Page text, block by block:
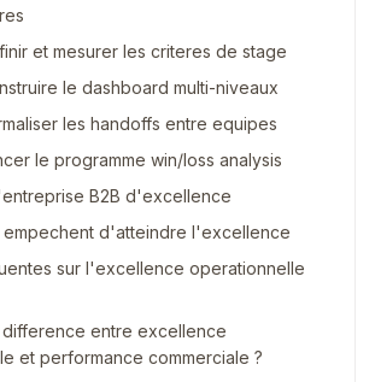
et mesurer les criteres de stage
le dashboard multi-niveaux
les handoffs entre equipes
le programme win/loss analysis
B2B d'excellence
empechent d'atteindre l'excellence
sur l'excellence operationnelle
difference entre excellence
et performance commerciale ?